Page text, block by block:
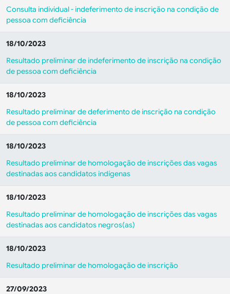
Consulta individual - indeferimento de inscrição na condição de
pessoa com deficiência
18/10/2023
Resultado preliminar de indeferimento de inscrição na condição
de pessoa com deficiência
18/10/2023
Resultado preliminar de deferimento de inscrição na condição
de pessoa com deficiência
18/10/2023
Resultado preliminar de homologação de inscrições das vagas
destinadas aos candidatos indígenas
18/10/2023
Resultado preliminar de homologação de inscrições das vagas
destinadas aos candidatos negros(as)
18/10/2023
Resultado preliminar de homologação de inscrição
27/09/2023